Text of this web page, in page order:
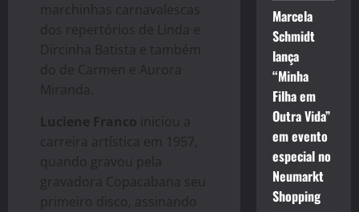
marchinhas carnavalescas
dos repertórios de Linda e
Dircinha Batista e também
do de Carmen e Aurora
Miranda.
Luciene Franco iniciou a
carreira artística em 1957,
quando gravou pela
gravadora Copacabana seu
primeiro disco, assinando
Marcela
Schmidt
lança
“Minha
Filha em
Outra Vida”
em evento
especial no
Neumarkt
Shopping